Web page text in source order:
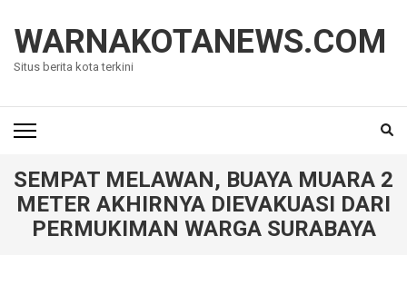
konten
(Tekan
WARNAKOTANEWS.COM
Situs berita kota terkini
SEMPAT MELAWAN, BUAYA MUARA 2
METER AKHIRNYA DIEVAKUASI DARI
PERMUKIMAN WARGA SURABAYA